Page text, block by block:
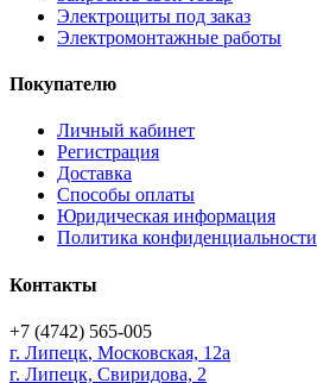
Электрощиты под заказ
Электромонтажные работы
Покупателю
Личный кабинет
Регистрация
Доставка
Способы оплаты
Юридическая информация
Политика конфиденциальности
Контакты
+7 (4742) 565-005
г. Липецк, Московская, 12а
г. Липецк, Свиридова, 2